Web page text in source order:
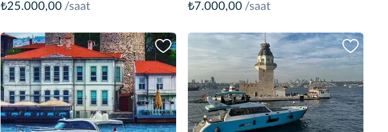
₺25.000,00 /saat ₺7.000,00 /saat